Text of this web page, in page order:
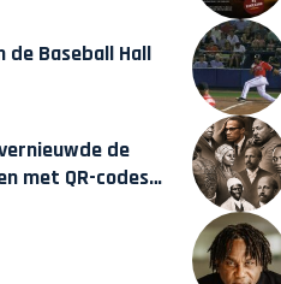
de Baseball Hall
de
met QR-codes